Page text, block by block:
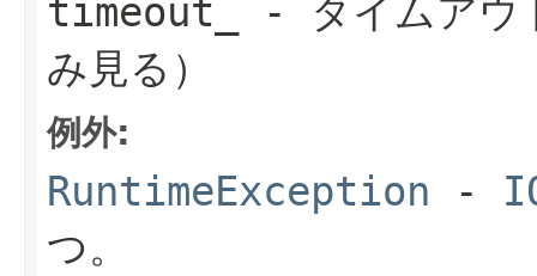
timeout_
- タイムアウ
み見る）
例外:
RuntimeException -
つ。